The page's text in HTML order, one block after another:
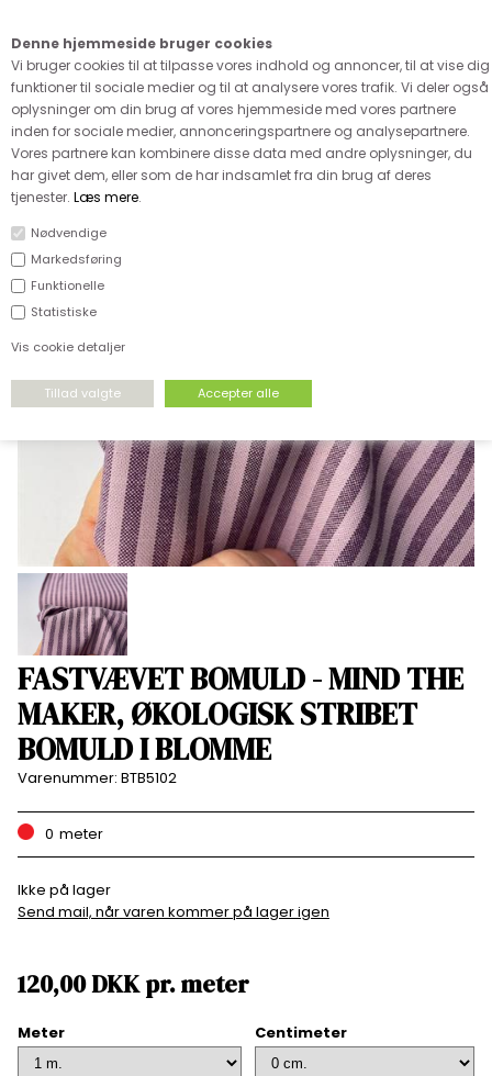
Denne hjemmeside bruger cookies
Vi bruger cookies til at tilpasse vores indhold og annoncer, til at vise dig
funktioner til sociale medier og til at analysere vores trafik. Vi deler også
oplysninger om din brug af vores hjemmeside med vores partnere
inden for sociale medier, annonceringspartnere og analysepartnere.
Vores partnere kan kombinere disse data med andre oplysninger, du
har givet dem, eller som de har indsamlet fra din brug af deres
tjenester. Læs mere.
Nødvendige
Markedsføring
Funktionelle
Statistiske
Vis cookie detaljer
FORSIDE›VÆVET STOF
FASTVÆVET BOMULD - MIND THE
MAKER, ØKOLOGISK STRIBET
BOMULD I BLOMME
Varenummer: BTB5102
0 meter
Ikke på lager
Send mail, når varen kommer på lager igen
120,00DKKpr.meter
Meter Centimeter